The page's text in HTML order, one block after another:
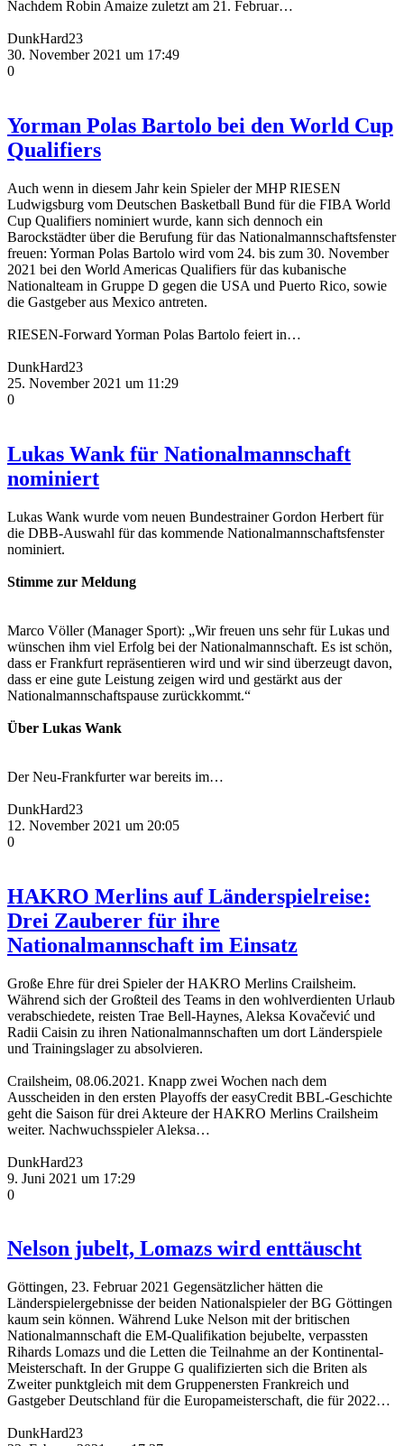
Nachdem Robin Amaize zuletzt am 21. Februar…
DunkHard23
30. November 2021 um 17:49
0
Yorman Polas Bartolo bei den World Cup
Qualifiers
Auch wenn in diesem Jahr kein Spieler der MHP RIESEN
Ludwigsburg vom Deutschen Basketball Bund für die FIBA World
Cup Qualifiers nominiert wurde, kann sich dennoch ein
Barockstädter über die Berufung für das Nationalmannschaftsfenster
freuen: Yorman Polas Bartolo wird vom 24. bis zum 30. November
2021 bei den World Americas Qualifiers für das kubanische
Nationalteam in Gruppe D gegen die USA und Puerto Rico, sowie
die Gastgeber aus Mexico antreten.
RIESEN-Forward Yorman Polas Bartolo feiert in…
DunkHard23
25. November 2021 um 11:29
0
Lukas Wank für Nationalmannschaft
nominiert
Lukas Wank wurde vom neuen Bundestrainer Gordon Herbert für
die DBB-Auswahl für das kommende Nationalmannschaftsfenster
nominiert.
Stimme zur Meldung
Marco Völler (Manager Sport): „Wir freuen uns sehr für Lukas und
wünschen ihm viel Erfolg bei der Nationalmannschaft. Es ist schön,
dass er Frankfurt repräsentieren wird und wir sind überzeugt davon,
dass er eine gute Leistung zeigen wird und gestärkt aus der
Nationalmannschaftspause zurückkommt.“
Über Lukas Wank
Der Neu-Frankfurter war bereits im…
DunkHard23
12. November 2021 um 20:05
0
HAKRO Merlins auf Länderspielreise:
Drei Zauberer für ihre
Nationalmannschaft im Einsatz
Große Ehre für drei Spieler der HAKRO Merlins Crailsheim.
Während sich der Großteil des Teams in den wohlverdienten Urlaub
verabschiedete, reisten Trae Bell-Haynes, Aleksa Kovačević und
Radii Caisin zu ihren Nationalmannschaften um dort Länderspiele
und Trainingslager zu absolvieren.
Crailsheim, 08.06.2021. Knapp zwei Wochen nach dem
Ausscheiden in den ersten Playoffs der easyCredit BBL-Geschichte
geht die Saison für drei Akteure der HAKRO Merlins Crailsheim
weiter. Nachwuchsspieler Aleksa…
DunkHard23
9. Juni 2021 um 17:29
0
Nelson jubelt, Lomazs wird enttäuscht
Göttingen, 23. Februar 2021 Gegensätzlicher hätten die
Länderspielergebnisse der beiden Nationalspieler der BG Göttingen
kaum sein können. Während Luke Nelson mit der britischen
Nationalmannschaft die EM-Qualifikation bejubelte, verpassten
Rihards Lomazs und die Letten die Teilnahme an der Kontinental-
Meisterschaft. In der Gruppe G qualifizierten sich die Briten als
Zweiter punktgleich mit dem Gruppenersten Frankreich und
Gastgeber Deutschland für die Europameisterschaft, die für 2022…
DunkHard23